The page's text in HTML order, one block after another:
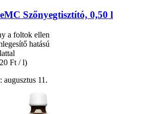
eMC Szőnyegtisztító, 0,50 l
a foltok ellen
hatású
Ft / l)
augusztus 11.